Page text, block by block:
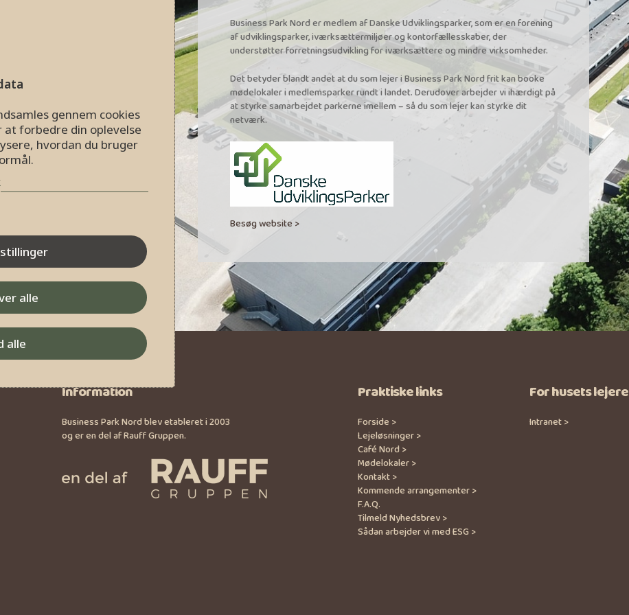
Business Park Nord er medlem af Danske Udviklingsparker, som er en forening
af udviklingsparker, iværksættermiljøer og kontorfællesskaber, der
understøtter forretningsudvikling for iværksættere og mindre virksomheder.
Det betyder blandt andet at du som lejer i Business Park Nord frit kan booke
mødelokaler i medlemsparker rundt i landet. Derudover arbejder vi ihærdigt på
at styrke samarbejdet parkerne imellem – så du som lejer kan styrke dit
netværk.
Besøg website >
Information
Business Park Nord blev etableret i 2003
og er en del af Rauff Gruppen.
Praktiske links
Forside >
Lejeløsninger >
Café Nord >
Mødelokaler >
Kontakt >
Kommende arrangementer >
F.A.Q.
Tilmeld Nyhedsbrev >
Sådan arbejder vi med ESG >
For husets lejere
Intranet >
gennem cookies
forbedre din oplevelse
hvordan du bruger
alle
alle